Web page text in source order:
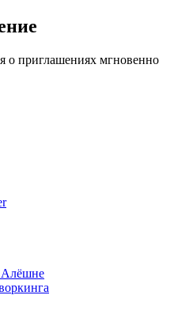
о приглашениях мгновенно
Алёшне